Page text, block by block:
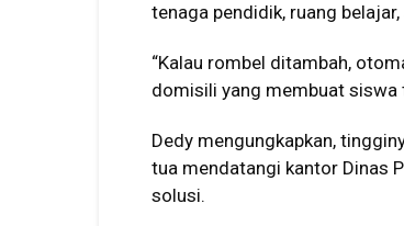
tenaga pendidik, ruang
“Kalau rombel ditambah,
domisili yang membuat siswa
Dedy mengungkapkan,
tua mendatangi kantor Dinas
solusi.